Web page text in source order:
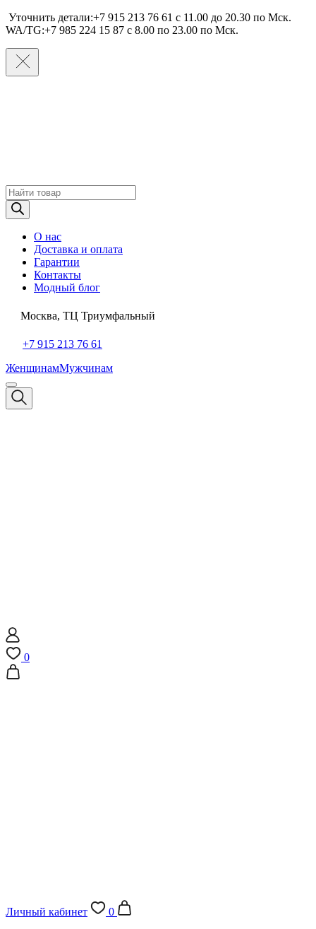
Уточнить детали:+7 915 213 76 61 c 11.00 до 20.30 по Мcк.
WA/TG:+7 985 224 15 87 c 8.00 по 23.00 по Мcк.
Поиск
товаров
О нас
Доставка и оплата
Гарантии
Контакты
Модный блог
Москва, ТЦ Триумфальный
+7 915 213 76 61
ЖенщинамМужчинам
0
Личный кабинет
0